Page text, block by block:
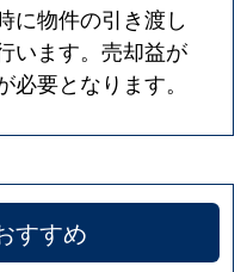
に物件の引き渡し
います。売却益が
要となります。
すすめ